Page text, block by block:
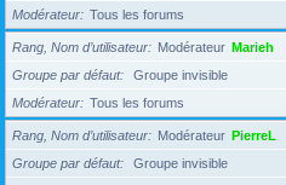
Modérateur
Tous les forums
Rang, Nom d’utilisateur Modérateur Marieh
Groupe par défaut
Groupe invisible
Modérateur
Tous les forums
Rang, Nom d’utilisateur Modérateur PierreL
Groupe par défaut
Groupe invisible